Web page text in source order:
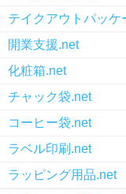
テイクアウトパッケ
開業支援.net
化粧箱.net
チャック袋.net
コーヒー袋.net
ラベル印刷.net
ラッピング用品.net